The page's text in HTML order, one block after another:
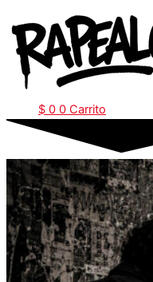
al
contenido
$ 0 0 Carrito